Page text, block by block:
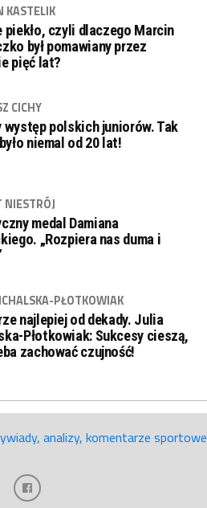
KASTELIK
piekło, czyli dlaczego Marcin
był pomawiany przez
pięć lat?
CICHY
występ polskich juniorów. Tak
niemal od 20 lat!
NIESTRÓJ
medal Damiana
„Rozpiera nas duma i
PŁOTKOWIAK
najlepiej od dekady. Julia
Płotkowiak: Sukcesy cieszą,
zachować czujność!